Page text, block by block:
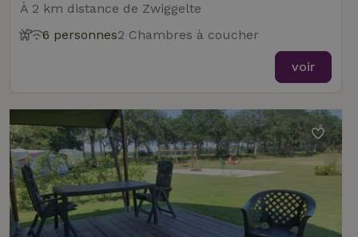
À 2 km distance de Zwiggelte
6 personnes2 Chambres à coucher
voir